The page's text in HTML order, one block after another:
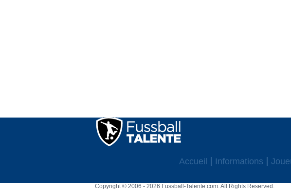
Accueil Informations
Copyright © 2006 - 2026 Fussball-Talente.com. All Rights Reserved.